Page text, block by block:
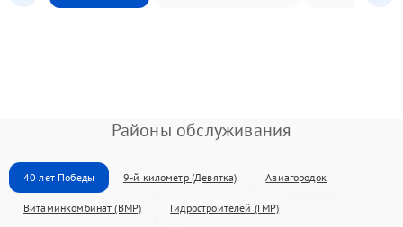
Районы обслуживания
40 лет Победы 9-й километр (Девятка) Авиагородок
Витаминкомбинат (ВМР) Гидростроителей (ГМР)